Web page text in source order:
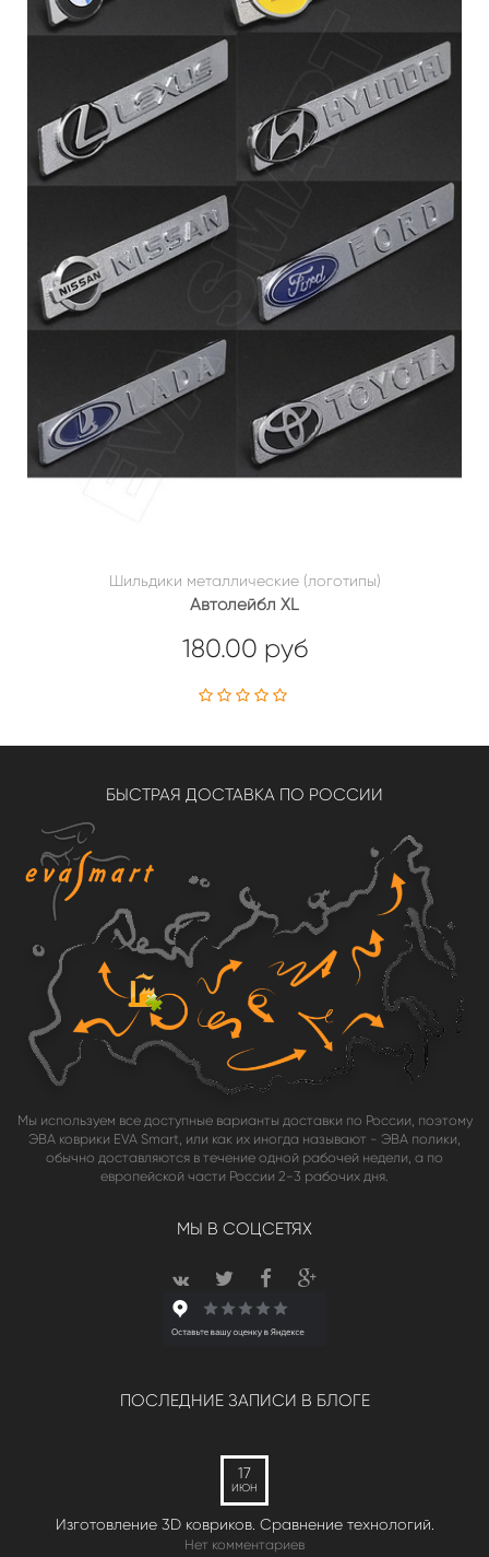
Шильдики металлические (логотипы)
Автолейбл XL
180.00 руб
БЫСТРАЯ ДОСТАВКА ПО РОССИИ
Мы используем все доступные варианты доставки по России, поэтому
ЭВА коврики EVA Smart, или как их иногда называют - ЭВА полики,
обычно доставляются в течение одной рабочей недели, а по
европейской части России 2-3 рабочих дня.
МЫ В СОЦСЕТЯХ
ПОСЛЕДНИЕ ЗАПИСИ В БЛОГЕ
17
ИЮН
Изготовление 3D ковриков. Сравнение технологий.
Нет комментариев